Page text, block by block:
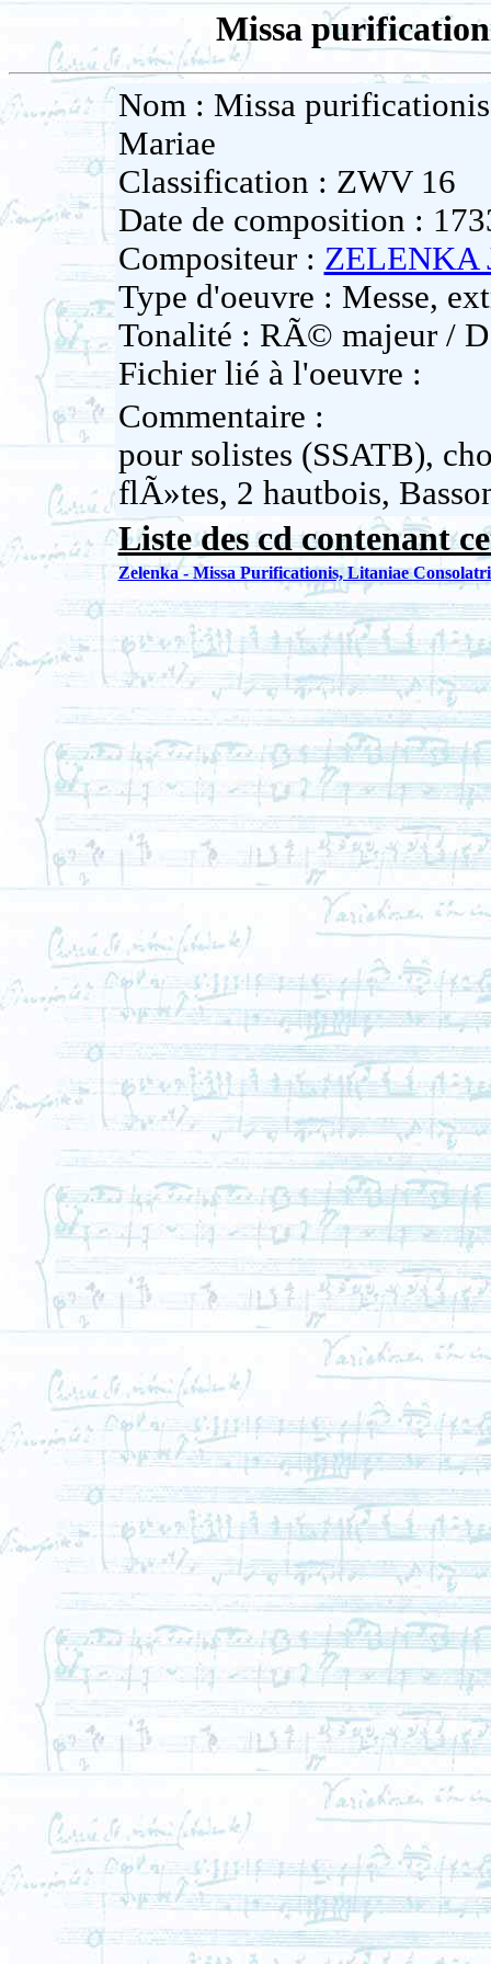
Missa
Nom : Missa
Mariae
Classification : ZWV 16
Date de composition :
Compositeur : ZELENKA
Type d'oeuvre : Messe,
Tonalité : RÃ© majeur /
Fichier lié à l'oeuvre :
Commentaire :
pour solistes (SSATB),
flÃ»tes, 2 hautbois,
Liste des cd contenant
Zelenka - Missa Purificationis, Litaniae